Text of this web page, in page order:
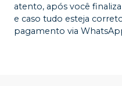
atento, após você
e caso tudo esteja
pagamento via